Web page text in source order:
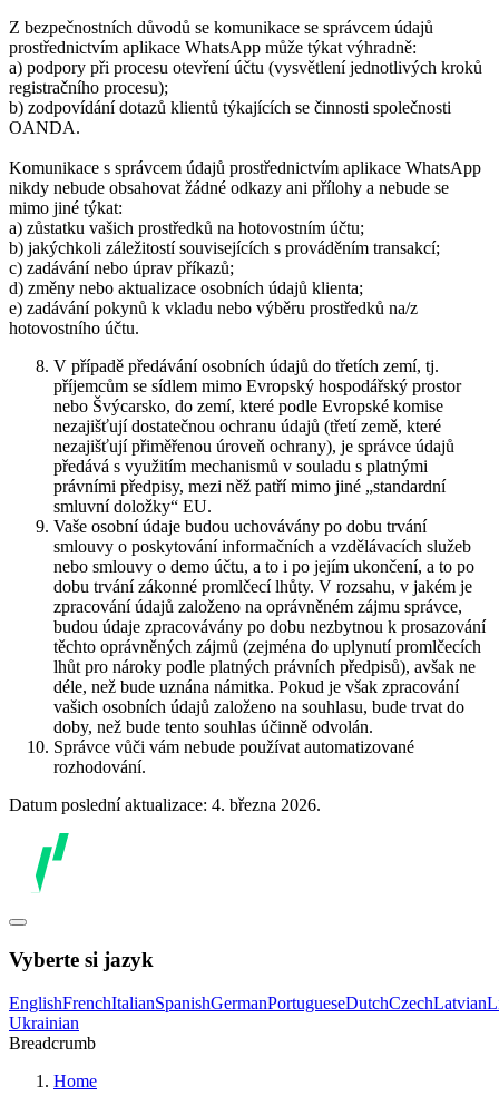
Z bezpečnostních důvodů se komunikace se správcem údajů
prostřednictvím aplikace WhatsApp může týkat výhradně:
a) podpory při procesu otevření účtu (vysvětlení jednotlivých kroků
registračního procesu);
b) zodpovídání dotazů klientů týkajících se činnosti společnosti
OANDA.
Komunikace s správcem údajů prostřednictvím aplikace WhatsApp
nikdy nebude obsahovat žádné odkazy ani přílohy a nebude se
mimo jiné týkat:
a) zůstatku vašich prostředků na hotovostním účtu;
b) jakýchkoli záležitostí souvisejících s prováděním transakcí;
c) zadávání nebo úprav příkazů;
d) změny nebo aktualizace osobních údajů klienta;
e) zadávání pokynů k vkladu nebo výběru prostředků na/z
hotovostního účtu.
V případě předávání osobních údajů do třetích zemí, tj.
příjemcům se sídlem mimo Evropský hospodářský prostor
nebo Švýcarsko, do zemí, které podle Evropské komise
nezajišťují dostatečnou ochranu údajů (třetí země, které
nezajišťují přiměřenou úroveň ochrany), je správce údajů
předává s využitím mechanismů v souladu s platnými
právními předpisy, mezi něž patří mimo jiné „standardní
smluvní doložky“ EU.
Vaše osobní údaje budou uchovávány po dobu trvání
smlouvy o poskytování informačních a vzdělávacích služeb
nebo smlouvy o demo účtu, a to i po jejím ukončení, a to po
dobu trvání zákonné promlčecí lhůty. V rozsahu, v jakém je
zpracování údajů založeno na oprávněném zájmu správce,
budou údaje zpracovávány po dobu nezbytnou k prosazování
těchto oprávněných zájmů (zejména do uplynutí promlčecích
lhůt pro nároky podle platných právních předpisů), avšak ne
déle, než bude uznána námitka. Pokud je však zpracování
vašich osobních údajů založeno na souhlasu, bude trvat do
doby, než bude tento souhlas účinně odvolán.
Správce vůči vám nebude používat automatizované
rozhodování.
Datum poslední aktualizace: 4. března 2026.
Vyberte si jazyk
EnglishFrenchItalianSpanishGermanPortugueseDutchCzechLatvian
Ukrainian
Breadcrumb
Home